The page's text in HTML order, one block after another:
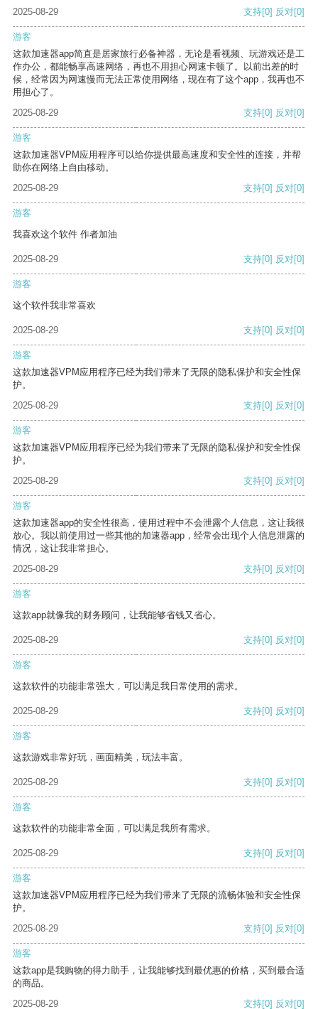
2025-08-29
支持[0] 反对[0]
游客
这款加速器app简直是居家旅行必备神器，无论是看视频、玩游戏还是工
作办公，都能畅享高速网络，再也不用担心网速卡顿了。以前出差的时
候，经常因为网速慢而无法正常使用网络，现在有了这个app，我再也不
用担心了。
2025-08-29
支持[0] 反对[0]
游客
这款加速器VPM应用程序可以给你提供最高速度和安全性的连接，并帮
助你在网络上自由移动。
2025-08-29
支持[0] 反对[0]
游客
我喜欢这个软件 作者加油
2025-08-29 支持[0] 反对[0]
游客
这个软件我非常喜欢
2025-08-29 支持[0] 反对[0]
游客
这款加速器VPM应用程序已经为我们带来了无限的隐私保护和安全性保
护。
2025-08-29
支持[0] 反对[0]
游客
这款加速器VPM应用程序已经为我们带来了无限的隐私保护和安全性保
护。
2025-08-29
支持[0] 反对[0]
游客
这款加速器app的安全性很高，使用过程中不会泄露个人信息，这让我很
放心。我以前使用过一些其他的加速器app，经常会出现个人信息泄露的
情况，这让我非常担心。
2025-08-29
支持[0] 反对[0]
游客
这款app就像我的财务顾问，让我能够省钱又省心。
2025-08-29 支持[0] 反对[0]
游客
这款软件的功能非常强大，可以满足我日常使用的需求。
2025-08-29 支持[0] 反对[0]
游客
这款游戏非常好玩，画面精美，玩法丰富。
2025-08-29 支持[0] 反对[0]
游客
这款软件的功能非常全面，可以满足我所有需求。
2025-08-29 支持[0] 反对[0]
游客
这款加速器VPM应用程序已经为我们带来了无限的流畅体验和安全性保
护。
2025-08-29
支持[0] 反对[0]
游客
这款app是我购物的得力助手，让我能够找到最优惠的价格，买到最合适
的商品。
2025-08-29
支持[0] 反对[0]